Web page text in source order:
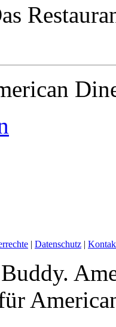
| Datenschutz |